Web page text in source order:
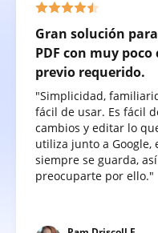
Gran solución
PDF con muy
previo requerido.
"Simplicidad,
fácil de usar. Es fácil
cambios y editar lo
utiliza junto a Google,
siempre se guarda,
preocuparte por ello."